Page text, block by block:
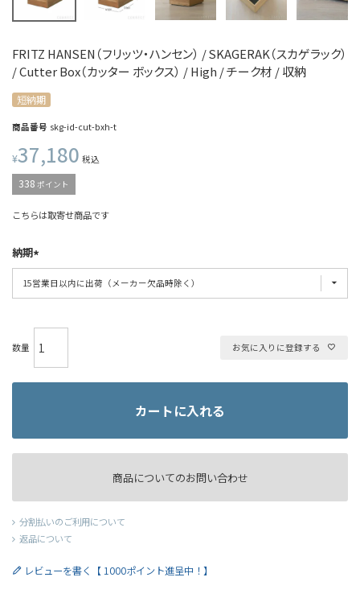
FRITZ HANSEN（フリッツ・ハンセン） / SKAGERAK（スカゲラック）
/ Cutter Box（カッター ボックス） / High / チーク材 / 収納
短納期
商品番号 skg-id-cut-bxh-t
¥37,180 税込
338 ポイント
こちらは取寄せ商品です
納期
お気に入りに登録する
カートに入れる
商品についてのお問い合わせ
分割払いのご利用について
返品について
レビューを書く【 1000ポイント進呈中！】